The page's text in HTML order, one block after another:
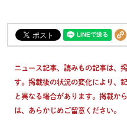
ニュース記事、読みもの記事は、
す。掲載後の状況の変化により、
と異なる場合があります。掲載か
は、あらかじめご留意ください。